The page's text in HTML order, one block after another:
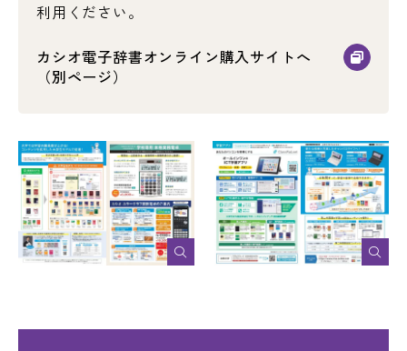
利用ください。
カシオ電子辞書オンライン購入サイトへ
（別ページ）